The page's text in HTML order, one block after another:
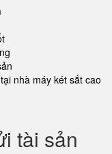
nhà máy két sắt cao
tài sản